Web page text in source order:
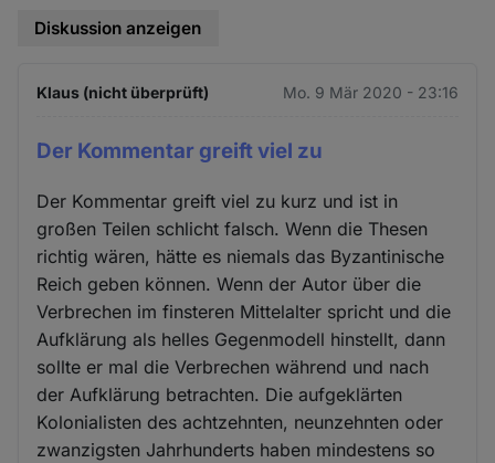
Diskussion anzeigen
Klaus (nicht überprüft) Mo. 9 Mär 2020 - 23:16
Der Kommentar greift viel zu
Der Kommentar greift viel zu kurz und ist in
großen Teilen schlicht falsch. Wenn die Thesen
richtig wären, hätte es niemals das Byzantinische
Reich geben können. Wenn der Autor über die
Verbrechen im finsteren Mittelalter spricht und die
Aufklärung als helles Gegenmodell hinstellt, dann
sollte er mal die Verbrechen während und nach
der Aufklärung betrachten. Die aufgeklärten
Kolonialisten des achtzehnten, neunzehnten oder
zwanzigsten Jahrhunderts haben mindestens so